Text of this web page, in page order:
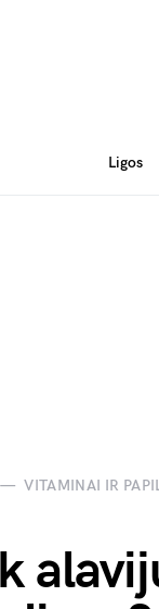
Ligos
VITAMINAI IR